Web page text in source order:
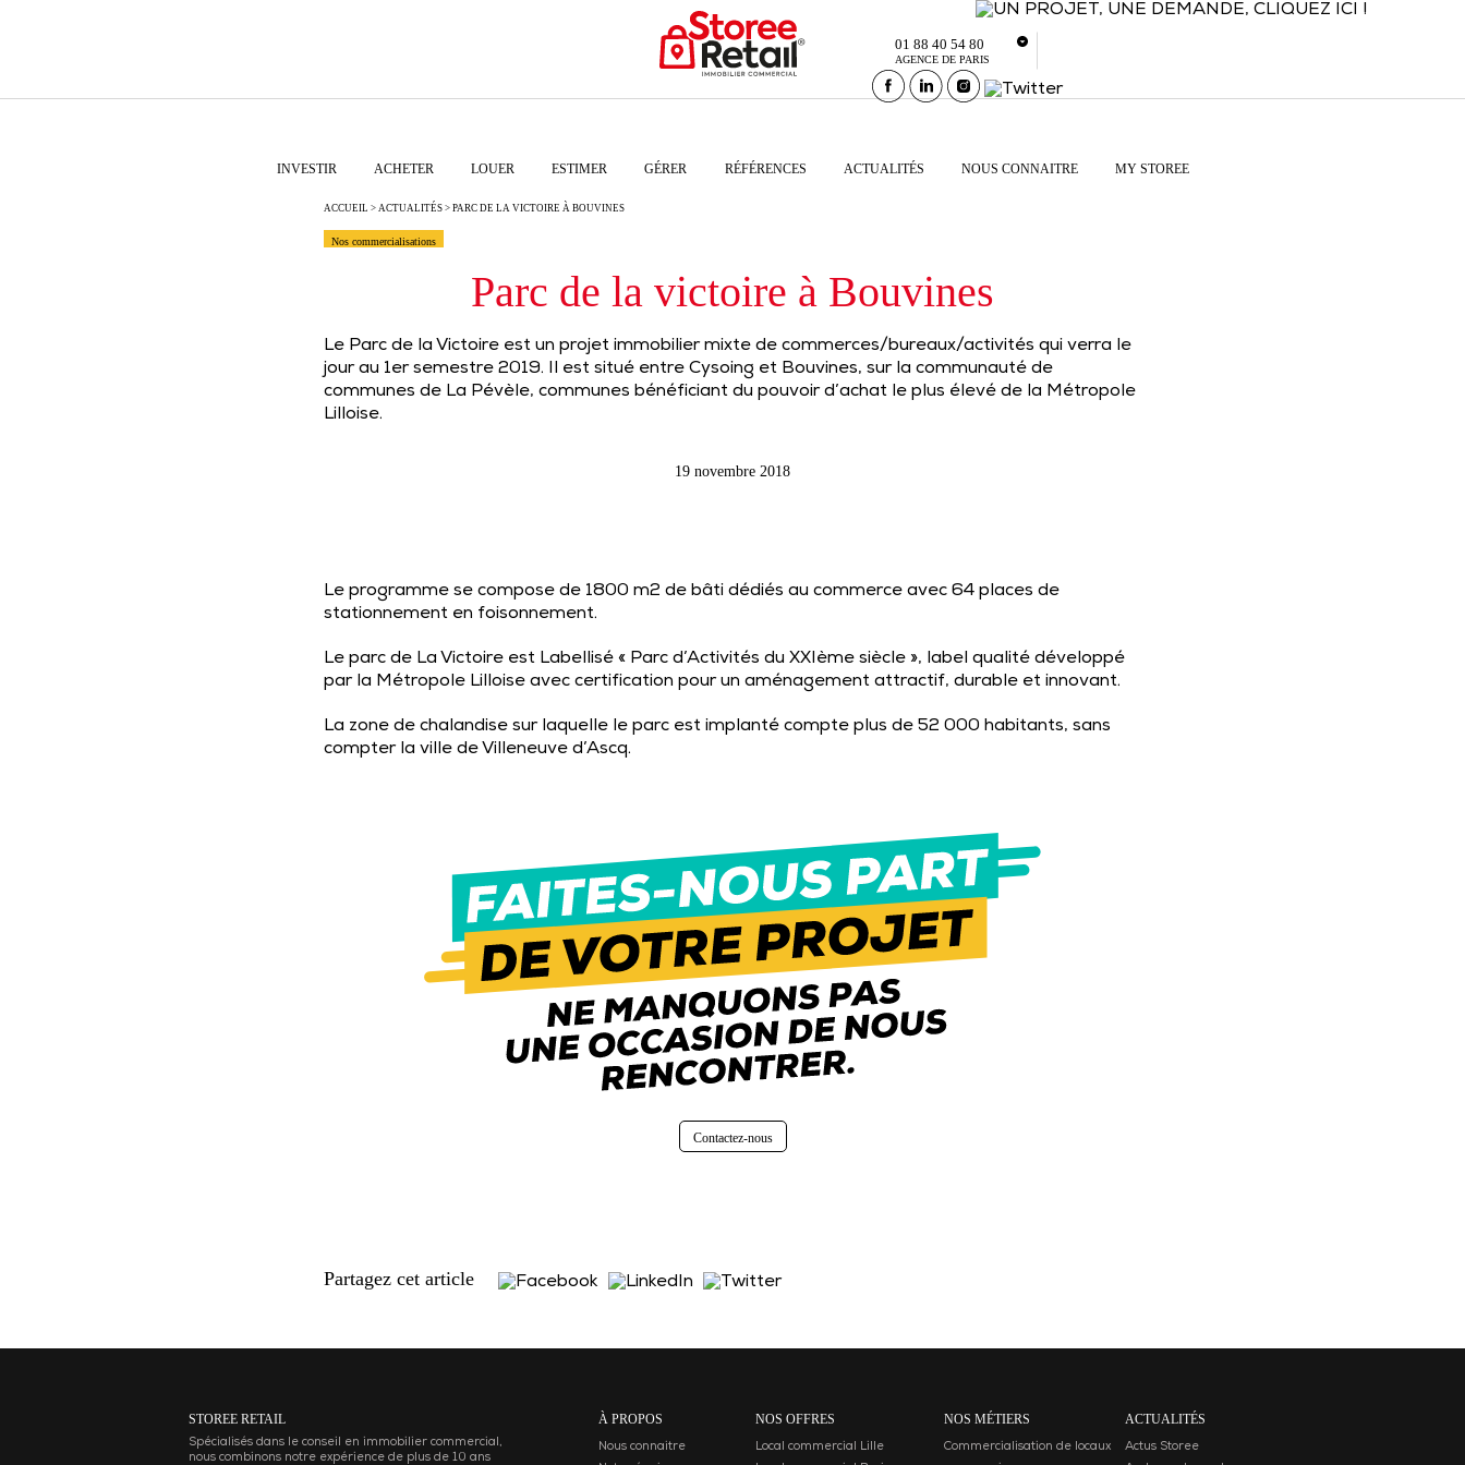
01 88 40 54 80
AGENCE DE PARIS
INVESTIR ACHETER LOUER ESTIMER GÉRER RÉFÉRENCES ACTUALITÉS NOUS CONNAITRE MY STOREE
ACCUEIL > ACTUALITÉS > PARC DE LA VICTOIRE À BOUVINES
Nos commercialisations
Parc de la victoire à Bouvines
Le Parc de la Victoire est un projet immobilier mixte de commerces/bureaux/activités qui verra le
jour au 1er semestre 2019. Il est situé entre Cysoing et Bouvines, sur la communauté de
communes de La Pévèle, communes bénéficiant du pouvoir d’achat le plus élevé de la Métropole
Lilloise.
19 novembre 2018
Le programme se compose de 1800 m2 de bâti dédiés au commerce avec 64 places de
stationnement en foisonnement.
Le parc de La Victoire est Labellisé « Parc d’Activités du XXIème siècle », label qualité développé
par la Métropole Lilloise avec certification pour un aménagement attractif, durable et innovant.
La zone de chalandise sur laquelle le parc est implanté compte plus de 52 000 habitants, sans
compter la ville de Villeneuve d’Ascq.
Contactez-nous
Partagez cet article
STOREE RETAIL
Spécialisés dans le conseil en immobilier commercial,
nous combinons notre expérience de plus de 10 ans
À PROPOS
Nous connaitre
NOS OFFRES
Local commercial Lille
NOS MÉTIERS
Commercialisation de locaux
ACTUALITÉS
Actus Storee